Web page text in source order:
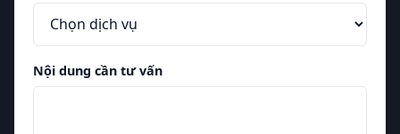
Nội dung cần tư vấn